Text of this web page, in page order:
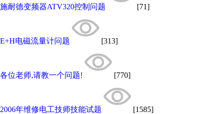
施耐德变频器ATV320控制问题 [71]
E+H电磁流量计问题 [313]
各位老师,请教一个问题! [770]
2006年维修电工技师技能试题 [1585]